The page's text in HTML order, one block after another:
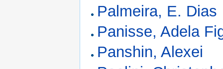
Palmeira, E. Dias
Panisse, Adela
Panshin, Alexei